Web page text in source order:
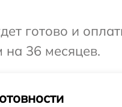
готово и
на 36 месяцев.